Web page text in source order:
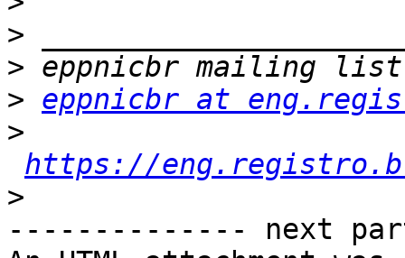
>
>
> eppnicbr at
>
https://
>
-------------- next